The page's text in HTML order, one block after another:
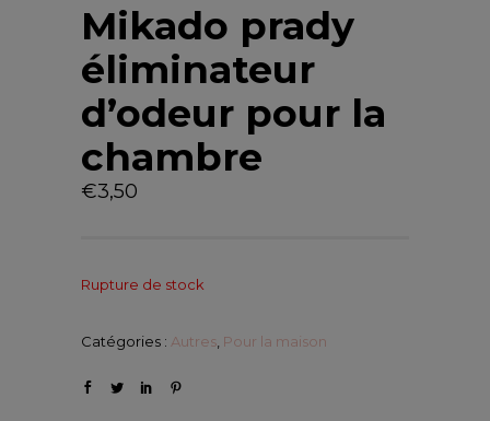
Mikado prady
éliminateur
d’odeur pour la
chambre
€3,50
Rupture de stock
Catégories : Autres Pour la maison